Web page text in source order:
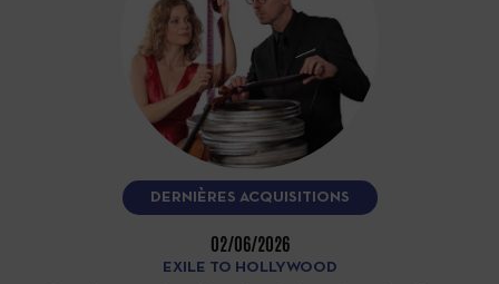
DERNIÈRES ACQUISITIONS
02/06/2026
EXILE TO HOLLYWOOD